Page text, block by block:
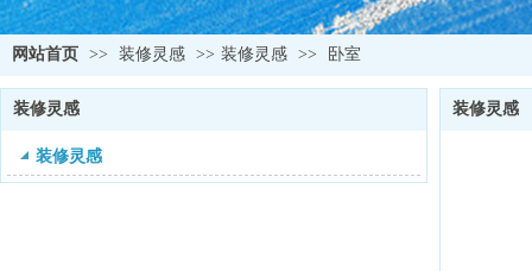
网站首页 >> 装修灵感 >> 装修灵感 >> 卧室
装修灵感
装修灵感
装修灵感